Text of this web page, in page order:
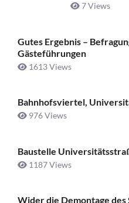
7 Views
Gutes Ergebnis –
Gästeführungen
1613 Views
Bahnhofsviertel,
976 Views
Baustelle
1187 Views
Wider die Demontage